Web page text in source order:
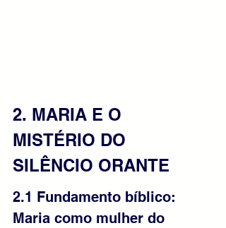
2. MARIA E O
MISTÉRIO DO
SILÊNCIO ORANTE
2.1 Fundamento bíblico:
Maria como mulher do